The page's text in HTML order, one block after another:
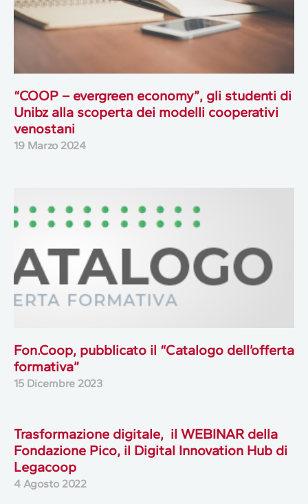
“COOP – evergreen economy”, gli studenti di
Unibz alla scoperta dei modelli cooperativi
venostani
19 Marzo 2024
Fon.Coop, pubblicato il “Catalogo dell’offerta
formativa”
15 Dicembre 2023
Trasformazione digitale, il WEBINAR della
Fondazione Pico, il Digital Innovation Hub di
Legacoop
4 Agosto 2022